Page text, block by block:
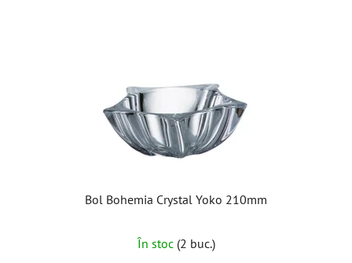
Bol Bohemia Crystal Yoko 210mm
medie
În stoc (2 buc.)